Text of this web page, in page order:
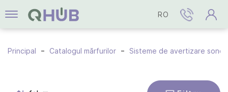
RO
Principal Catalogul mărfurilor Sisteme de avertizare